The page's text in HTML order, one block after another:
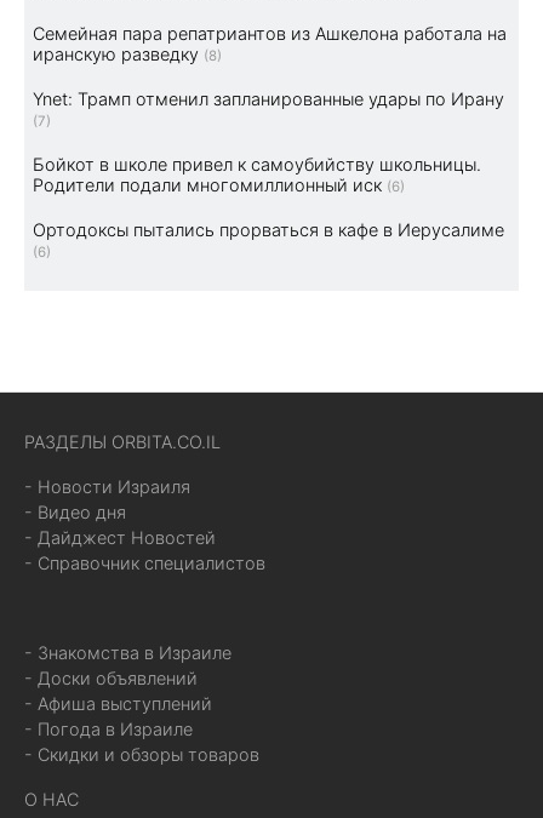
Семейная пара репатриантов из Ашкелона работала на
иранскую разведку (8)
Ynet: Трамп отменил запланированные удары по Ирану
(7)
Бойкот в школе привел к самоубийству школьницы.
Родители подали многомиллионный иск (6)
Ортодоксы пытались прорваться в кафе в Иерусалиме
(6)
РАЗДЕЛЫ ORBITA.CO.IL
- Новости Израиля
- Видео дня
- Дайджест Новостей
- Справочник специалистов
- Знакомства в Израиле
- Доски объявлений
- Афиша выступлений
- Погода в Израиле
- Скидки и обзоры товаров
О НАС